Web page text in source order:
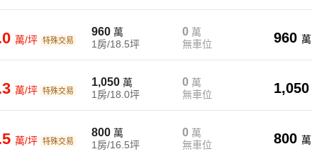
萬/坪 特殊交易
960 萬
1房/18.5坪
0 萬
無車位
960 萬
萬/坪 特殊交易
1,050 萬
1房/18.0坪
0 萬
無車位
1,050
萬/坪 特殊交易
800 萬
1房/16.5坪
0 萬
無車位
800 萬